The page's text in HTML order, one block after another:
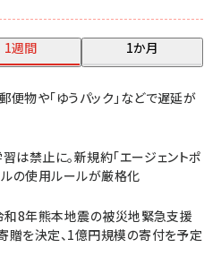
1週間 1か月
便物や「ゆうパック」などで遅延が
禁止に。新規約「エージェントポ
ルの使用ルールが厳格化
令和8年熊本地震の被災地緊急支援
贈を決定、1億円規模の寄付を予定